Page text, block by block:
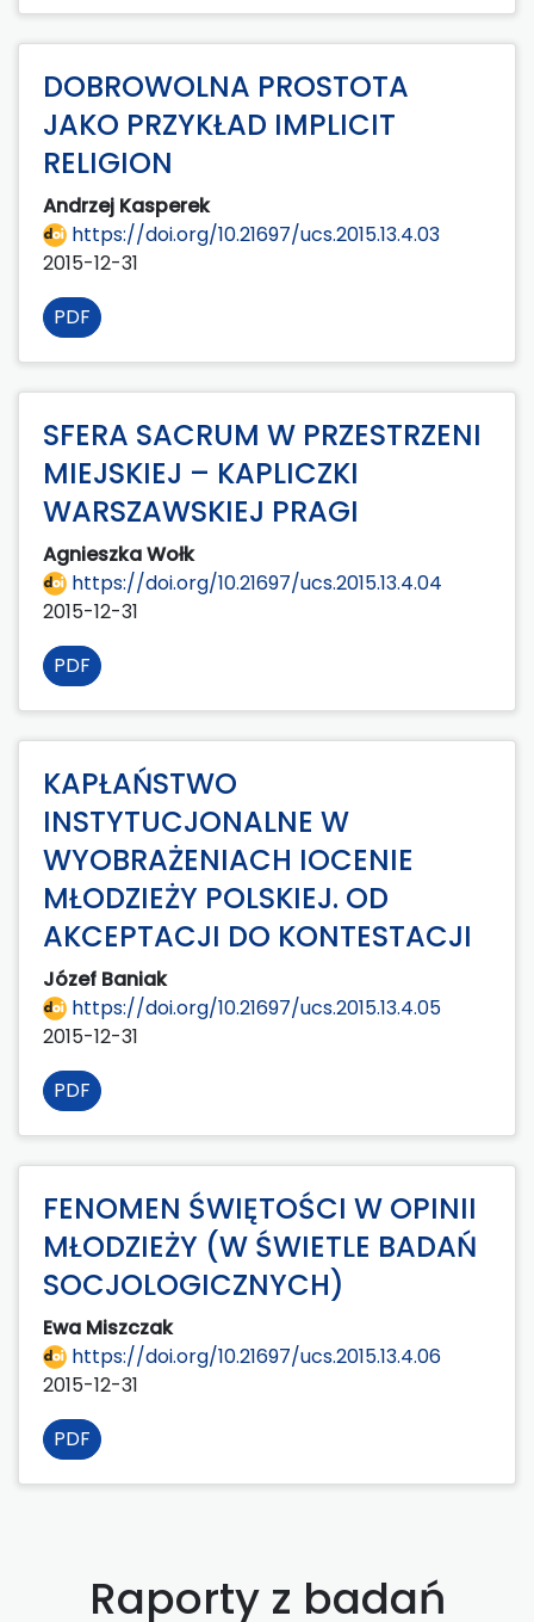
DOBROWOLNA PROSTOTA
JAKO PRZYKŁAD IMPLICIT
RELIGION
Andrzej Kasperek
https://doi.org/10.21697/ucs.2015.13.4.03
2015-12-31
PDF
SFERA SACRUM W PRZESTRZENI
MIEJSKIEJ – KAPLICZKI
WARSZAWSKIEJ PRAGI
Agnieszka Wołk
https://doi.org/10.21697/ucs.2015.13.4.04
2015-12-31
PDF
KAPŁAŃSTWO
INSTYTUCJONALNE W
WYOBRAŻENIACH IOCENIE
MŁODZIEŻY POLSKIEJ. OD
AKCEPTACJI DO KONTESTACJI
Józef Baniak
https://doi.org/10.21697/ucs.2015.13.4.05
2015-12-31
PDF
FENOMEN ŚWIĘTOŚCI W OPINII
MŁODZIEŻY (W ŚWIETLE BADAŃ
SOCJOLOGICZNYCH)
Ewa Miszczak
https://doi.org/10.21697/ucs.2015.13.4.06
2015-12-31
PDF
Raporty z badań